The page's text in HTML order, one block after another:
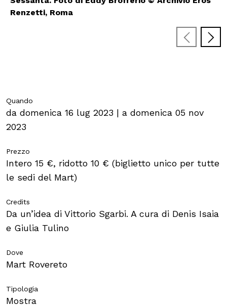
Renzetti, Roma
1951, Fondazione Cavallini Sgarbi
Trieste
Quando
da domenica 16 lug 2023 | a domenica 05 nov
2023
Prezzo
Intero 15 €, ridotto 10 € (biglietto unico per tutte
le sedi del Mart)
Credits
Da un’idea di Vittorio Sgarbi. A cura di Denis Isaia
e Giulia Tulino
Dove
Mart Rovereto
Tipologia
Mostra